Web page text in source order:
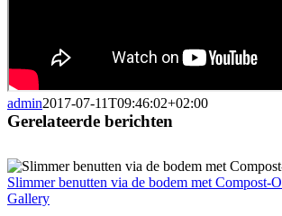
admin2017-07-11T09:46:02+02:00
Gerelateerde berichten
Slimmer benutten via de bodem met Compost-O
Gallery